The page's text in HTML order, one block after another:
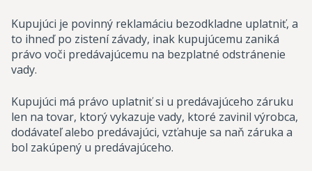
Kupujúci je povinný reklamáciu bezodkladne uplatniť, a
to ihneď po zistení závady, inak kupujúcemu zaniká
právo voči predávajúcemu na bezplatné odstránenie
vady.
Kupujúci má právo uplatniť si u predávajúceho záruku
len na tovar, ktorý vykazuje vady, ktoré zavinil výrobca,
dodávateľ alebo predávajúci, vzťahuje sa naň záruka a
bol zakúpený u predávajúceho.